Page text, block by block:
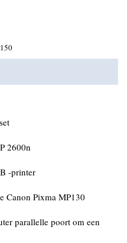
2600n
-printer
Canon Pixma MP130
parallelle poort om een